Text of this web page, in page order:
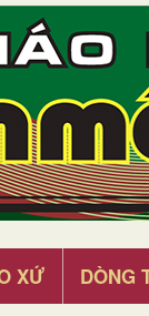
XỨ DÒNG